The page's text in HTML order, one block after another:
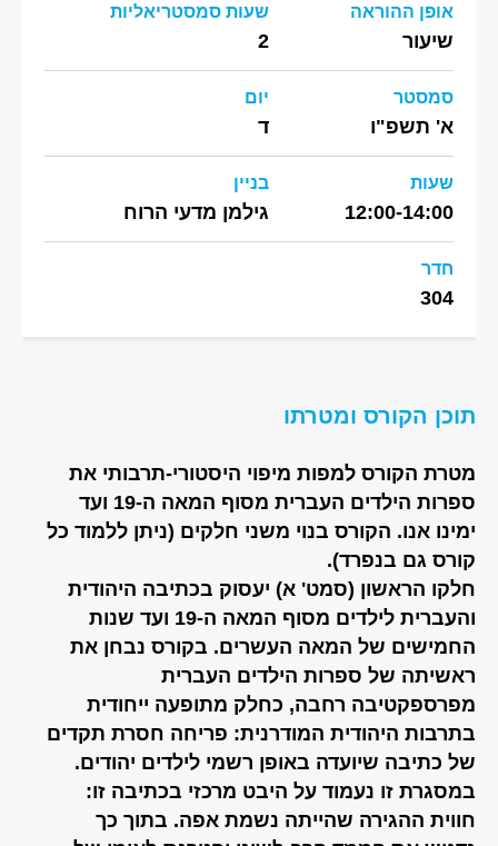
אופן ההוראה
שיעור
שעות סמסטריאליות
2
סמסטר
א' תשפ"ו
יום
ד
שעות
12:00-14:00
בניין
גילמן מדעי הרוח
חדר
304
תוכן הקורס ומטרתו
מטרת הקורס למפות מיפוי היסטורי-תרבותי את
ספרות הילדים העברית מסוף המאה ה-19 ועד
ימינו אנו. הקורס בנוי משני חלקים (ניתן ללמוד כל
קורס גם בנפרד).
חלקו הראשון (סמט' א) יעסוק בכתיבה היהודית
והעברית לילדים מסוף המאה ה-19 ועד שנות
החמישים של המאה העשרים. בקורס נבחן את
ראשיתה של ספרות הילדים העברית
מפרספקטיבה רחבה, כחלק מתופעה ייחודית
בתרבות היהודית המודרנית: פריחה חסרת תקדים
של כתיבה שיועדה באופן רשמי לילדים יהודים.
במסגרת זו נעמוד על היבט מרכזי בכתיבה זו:
חווית ההגירה שהייתה נשמת אפה. בתוך כך